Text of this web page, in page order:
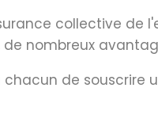
collective
nombreux
de